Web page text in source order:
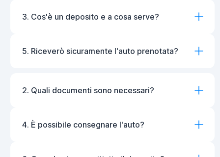
3. Cos'è un deposito e a cosa serve?
5. Riceverò sicuramente l'auto prenotata?
2. Quali documenti sono necessari?
4. È possibile consegnare l'auto?